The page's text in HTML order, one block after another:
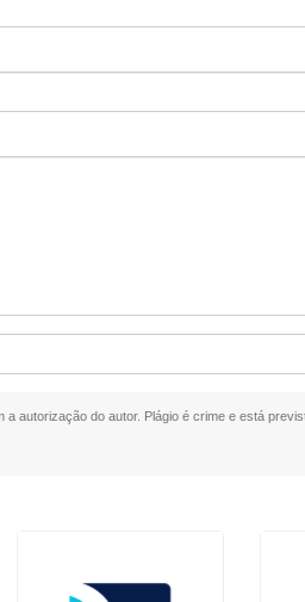
autorização do autor. Plágio é crime e está